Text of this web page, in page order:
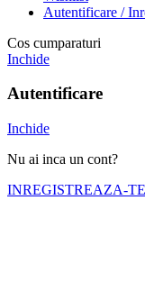
Autentificare /
Cos cumparaturi
Inchide
Autentificare
Inchide
Nu ai inca un cont?
INREGISTREAZA-TE